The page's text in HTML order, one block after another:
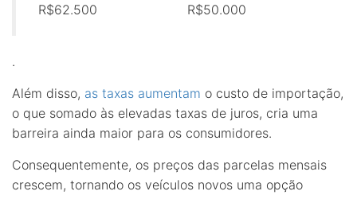
R$62.500 R$50.000
.
Além disso, as taxas aumentam o custo de importação,
o que somado às elevadas taxas de juros, cria uma
barreira ainda maior para os consumidores.
Consequentemente, os preços das parcelas mensais
crescem, tornando os veículos novos uma opção